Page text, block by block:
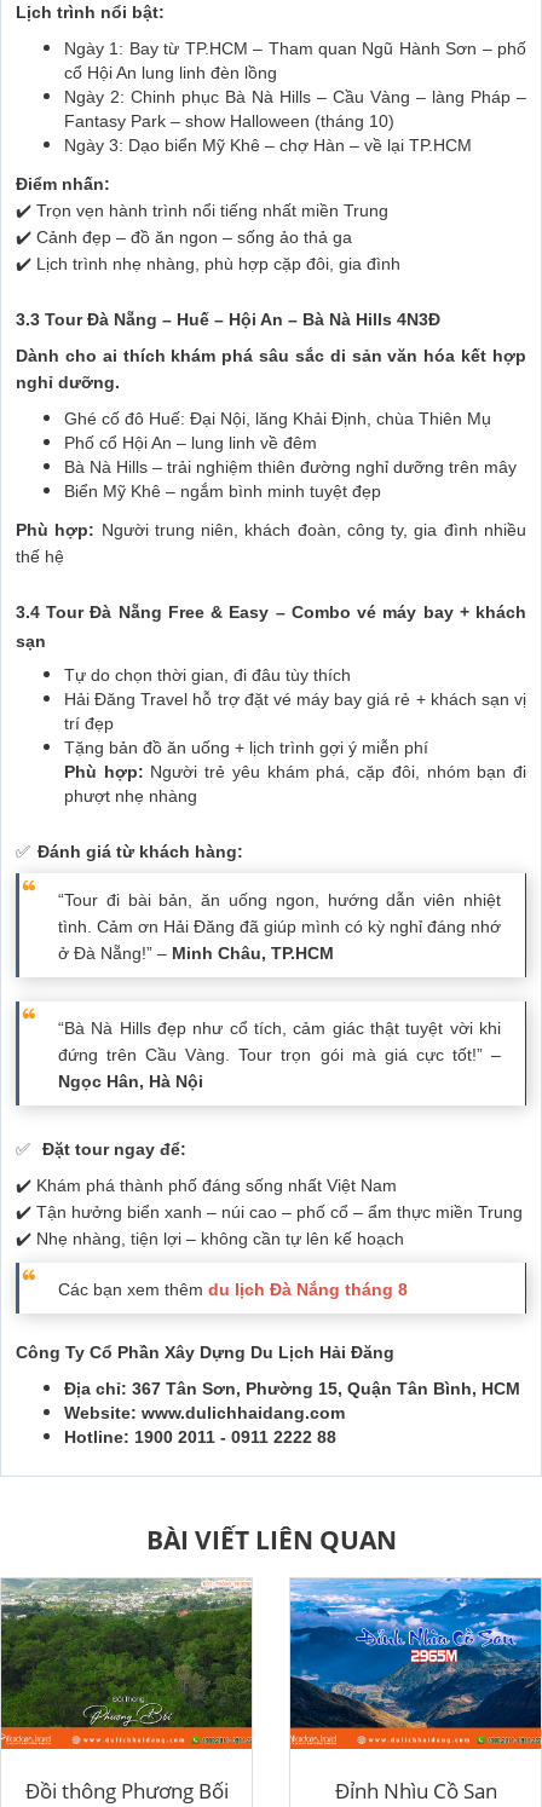
Lịch trình nổi bật:
Ngày 1: Bay từ TP.HCM – Tham quan Ngũ Hành Sơn – phố
cổ Hội An lung linh đèn lồng
Ngày 2: Chinh phục Bà Nà Hills – Cầu Vàng – làng Pháp –
Fantasy Park – show Halloween (tháng 10)
Ngày 3: Dạo biển Mỹ Khê – chợ Hàn – về lại TP.HCM
Điểm nhấn:
✔️ Trọn vẹn hành trình nổi tiếng nhất miền Trung
✔️ Cảnh đẹp – đồ ăn ngon – sống ảo thả ga
✔️ Lịch trình nhẹ nhàng, phù hợp cặp đôi, gia đình
3.3 Tour Đà Nẵng – Huế – Hội An – Bà Nà Hills 4N3Đ
Dành cho ai thích khám phá sâu sắc di sản văn hóa kết hợp
nghỉ dưỡng.
Ghé cố đô Huế: Đại Nội, lăng Khải Định, chùa Thiên Mụ
Phố cổ Hội An – lung linh về đêm
Bà Nà Hills – trải nghiệm thiên đường nghỉ dưỡng trên mây
Biển Mỹ Khê – ngắm bình minh tuyệt đẹp
Phù hợp: Người trung niên, khách đoàn, công ty, gia đình nhiều
thế hệ
3.4 Tour Đà Nẵng Free & Easy – Combo vé máy bay + khách
sạn
Tự do chọn thời gian, đi đâu tùy thích
Hải Đăng Travel hỗ trợ đặt vé máy bay giá rẻ + khách sạn vị
trí đẹp
Tặng bản đồ ăn uống + lịch trình gợi ý miễn phí
Phù hợp: Người trẻ yêu khám phá, cặp đôi, nhóm bạn đi
phượt nhẹ nhàng
✅ Đánh giá từ khách hàng:
“Tour đi bài bản, ăn uống ngon, hướng dẫn viên nhiệt
tình. Cảm ơn Hải Đăng đã giúp mình có kỳ nghỉ đáng nhớ
ở Đà Nẵng!” – Minh Châu, TP.HCM
“Bà Nà Hills đẹp như cổ tích, cảm giác thật tuyệt vời khi
đứng trên Cầu Vàng. Tour trọn gói mà giá cực tốt!” –
Ngọc Hân, Hà Nội
✅
Đặt tour ngay để:
✔️ Khám phá thành phố đáng sống nhất Việt Nam
✔️ Tận hưởng biển xanh – núi cao – phố cổ – ẩm thực miền Trung
✔️ Nhẹ nhàng, tiện lợi – không cần tự lên kế hoạch
Các bạn xem thêm du lịch Đà Nắng tháng 8
Công Ty Cổ Phần Xây Dựng Du Lịch Hải Đăng
Địa chỉ: 367 Tân Sơn, Phường 15, Quận Tân Bình, HCM
Website: www.dulichhaidang.com
Hotline: 1900 2011 - 0911 2222 88
BÀI VIẾT LIÊN QUAN
Đồi thông Phương Bối Đỉnh Nhìu Cồ San